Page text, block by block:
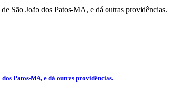
São João dos Patos-MA, e dá outras providências.
Patos-MA, e dá outras providências.